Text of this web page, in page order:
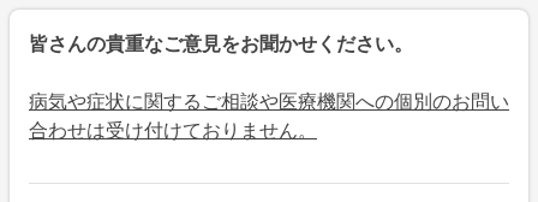
皆さんの貴重なご意見をお聞かせください。
病気や症状に関するご相談や医療機関への個別のお問い
合わせは受け付けておりません。